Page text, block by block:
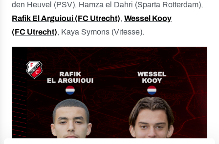
den Heuvel (PSV), Hamza el Dahri (Sparta Rotterdam),
Rafik El Arguioui (FC Utrecht), Wessel Kooy
(FC Utrecht), Kaya Symons (Vitesse).